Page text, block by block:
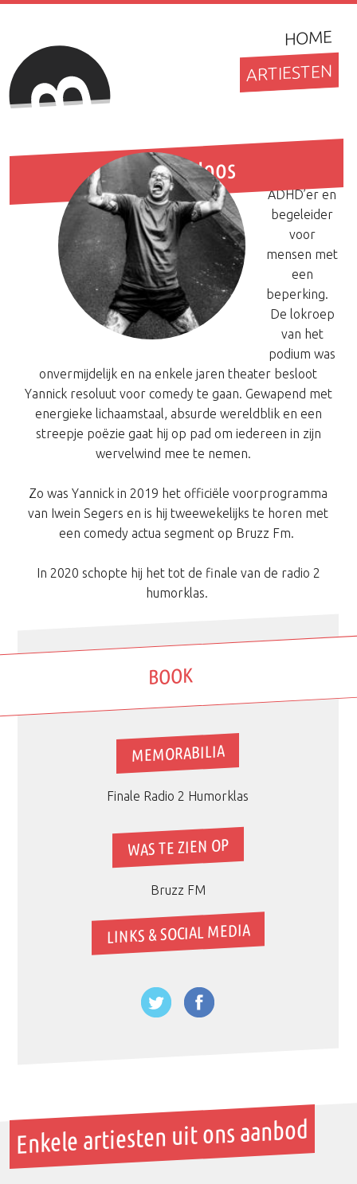
HOME
ARTIESTEN
Yannick Joos
ADHD’er en
begeleider
voor
mensen met
een
beperking.
De lokroep
van het
podium was
onvermijdelijk en na enkele jaren theater besloot
Yannick resoluut voor comedy te gaan. Gewapend met
energieke lichaamstaal, absurde wereldblik en een
streepje poëzie gaat hij op pad om iedereen in zijn
wervelwind mee te nemen.
Zo was Yannick in 2019 het officiële voorprogramma
van Iwein Segers en is hij tweewekelijks te horen met
een comedy actua segment op Bruzz Fm.
In 2020 schopte hij het tot de finale van de radio 2
humorklas.
BOOK
MEMORABILIA
Finale Radio 2 Humorklas
WAS TE ZIEN OP
Bruzz FM
LINKS & SOCIAL MEDIA
Enkele artiesten uit ons aanbod